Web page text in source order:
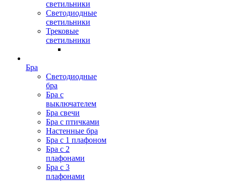
светильники
Светодиодные
светильники
Трековые
светильники
Бра
Светодиодные
бра
Бра с
выключателем
Бра свечи
Бра с птичками
Настенные бра
Бра с 1 плафоном
Бра с 2
плафонами
Бра с 3
плафонами